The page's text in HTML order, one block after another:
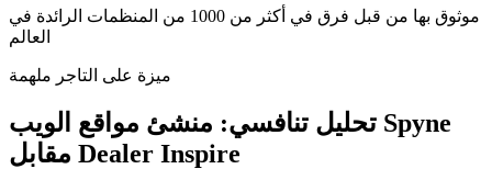
موثوق بها من قبل فرق في أكثر من 1000 من المنظمات الرائدة في
العالم
ميزة على التاجر ملهمة
تحليل تنافسي: منشئ مواقع الويب Spyne
مقابل Dealer Inspire